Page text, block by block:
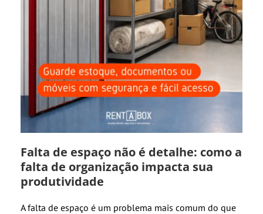
Falta de espaço não é detalhe: como a
falta de organização impacta sua
produtividade
A falta de espaço é um problema mais comum do que